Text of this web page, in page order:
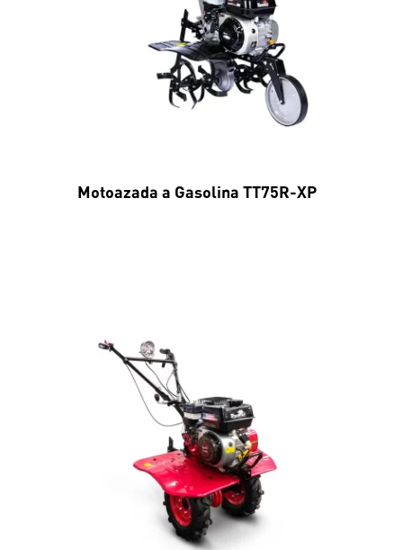
Motoazada a Gasolina TT75R-XP